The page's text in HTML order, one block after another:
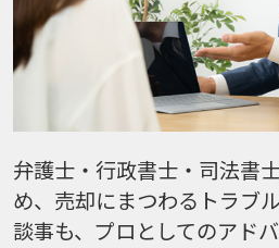
弁護士・行政書士・司法書
め、売却にまつわるトラブ
談事も、プロとしてのアドバ